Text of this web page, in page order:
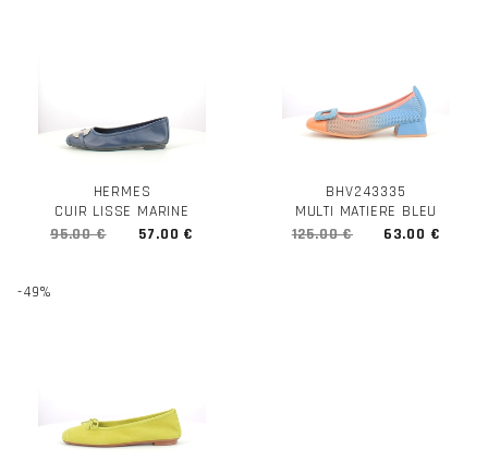
HERMES
CUIR LISSE MARINE
95.00 €
57.00 €
BHV243335
MULTI MATIERE BLEU
125.00 €
63.00 €
-49%